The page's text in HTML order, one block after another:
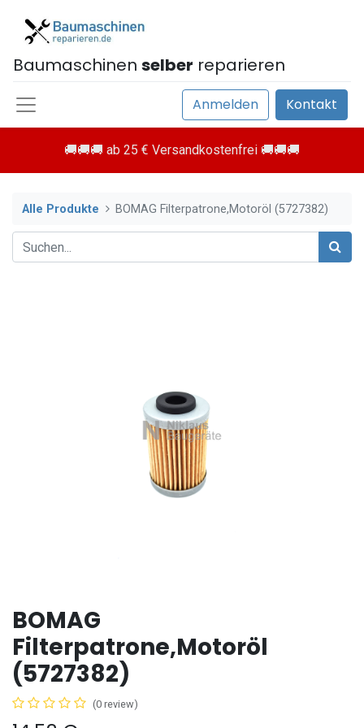
Baumaschinen selber reparieren
Anmelden Kontakt
🚚🚚🚚 ab 25 € Versandkostenfrei 🚚🚚🚚
Alle Produkte BOMAG Filterpatrone,Motoröl (5727382)
BOMAG
Filterpatrone,Motoröl
(5727382)
(0 review)